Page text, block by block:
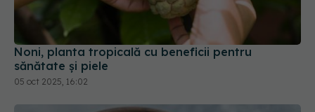
Noni, planta tropicală cu beneficii pentru
sănătate și piele
05 oct 2025, 16:02